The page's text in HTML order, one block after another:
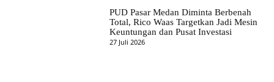
PUD Pasar Medan Diminta Berbenah
Total, Rico Waas Targetkan Jadi Mesin
Keuntungan dan Pusat Investasi
27 Juli 2026